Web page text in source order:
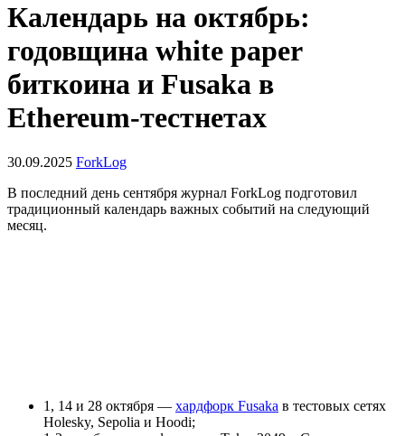
Календарь на октябрь:
годовщина white paper
биткоина и Fusaka в
Ethereum-тестнетах
30.09.2025 ForkLog
В последний день сентября журнал ForkLog подготовил
традиционный календарь важных событий на следующий
месяц.
1, 14 и 28 октября — хардфорк Fusaka в тестовых сетях
Holesky, Sepolia и Hoodi;